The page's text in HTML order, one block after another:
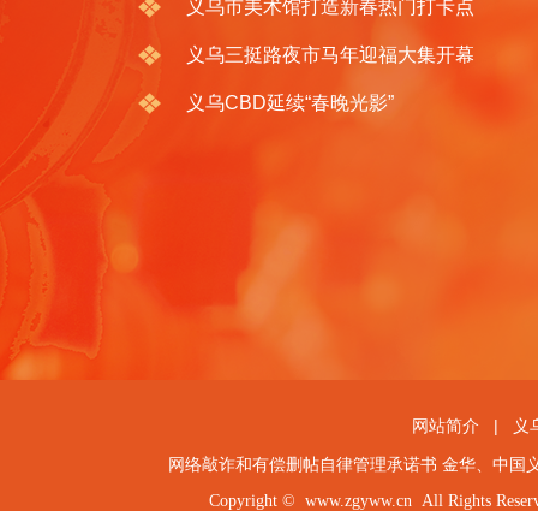
义乌市美术馆打造新春热门打卡点
义乌三挺路夜市马年迎福大集开幕
义乌CBD延续“春晚光影”
网站简介 | 义
网络敲诈和有偿删帖自律管理承诺书 金华、 中国
Copyright © www.zgyww.cnAll Rights